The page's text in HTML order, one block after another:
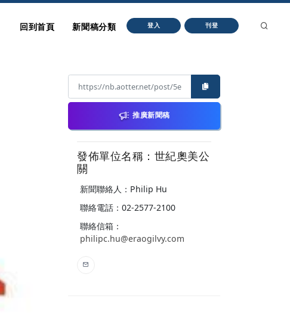
回到首頁 新聞稿分類 登入 刊登
推廣新聞稿
發佈單位名稱：世紀奧美公
關
新聞聯絡人：Philip Hu
聯絡電話：02-2577-2100
聯絡信箱：
philipc.hu@eraogilvy.com